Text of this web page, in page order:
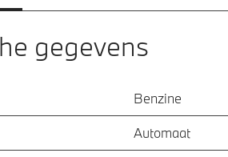
gegevens
Benzine
Automaat